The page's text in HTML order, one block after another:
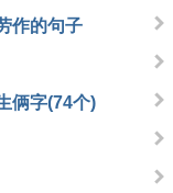
作的句子
俩字(74个)